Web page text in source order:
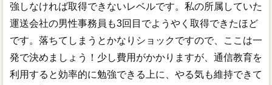
強しなければ取得できないレベルです。私の所属していた
運送会社の男性事務員も3回目でようやく取得できたほど
です。落ちてしまうとかなりショックですので、ここは一
発で決めましょう！少し費用がかかりますが、通信教育を
利用すると効率的に勉強できる上に、やる気も維持できて